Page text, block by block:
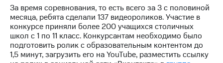
МТС
о технологиях
Достижения
Интервью
За время соревнования, то есть всего за 3 с половиной
месяца, ребята сделали 137 видеороликов. Участие в
конкурсе приняли более 200 учащихся столичных
школ с 1 по 11 класс. Конкурсантам необходимо было
подготовить ролик с образовательным контентом до
1,5 минут, загрузить его на YouTube, разместить ссылку